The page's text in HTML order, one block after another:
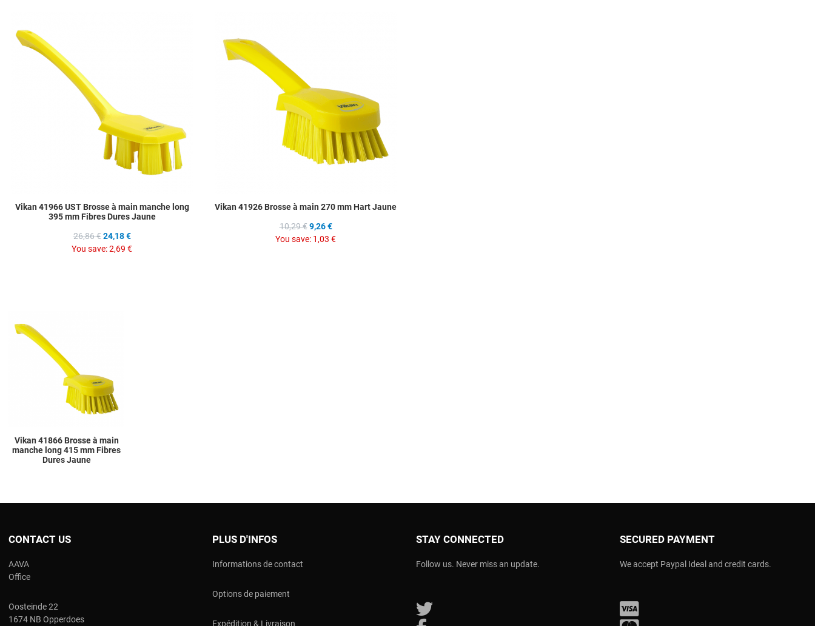
Add to Compare
Vikan 41966 UST Brosse à main manche long
395 mm Fibres Dures Jaune
26,86 € 24,18 €
You save:2,69 €
Vikan 41926 Brosse à main 270 mm Hart Jaune
10,29 € 9,26 €
You save: 1,03 €
Vikan 41866 Brosse à main
manche long 415 mm Fibres
Dures Jaune
CONTACT US
AAVA
Office
Oosteinde 22
1674 NB Opperdoes
PLUS D'INFOS
Informations de contact
Options de paiement
Expédition & Livraison
STAY CONNECTED
Follow us. Never miss an update.
Follow us on Twitter
SECURED PAYMENT
We accept Paypal Ideal and credit cards.